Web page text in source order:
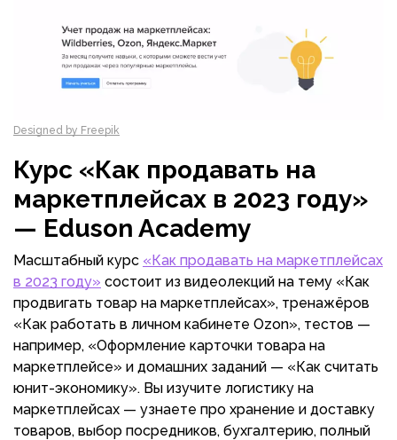
Designed by Freepik
Курс «Как продавать на
маркетплейсах в 2023 году»
— Eduson Academy
Масштабный курс «Как продавать на маркетплейсах
в 2023 году» состоит из видеолекций на тему «Как
продвигать товар на маркетплейсах», тренажёров
«Как работать в личном кабинете Ozon», тестов —
например, «Оформление карточки товара на
маркетплейсе» и домашних заданий — «Как считать
юнит-экономику». Вы изучите логистику на
маркетплейсах — узнаете про хранение и доставку
товаров, выбор посредников, бухгалтерию, полный